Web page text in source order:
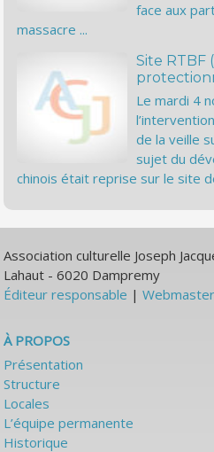
face aux
massacre ...
Site RTBF
Le mardi 4
de la veille
sujet du
chinois était reprise sur le site
Association culturelle Joseph
Lahaut - 6020 Dampremy
Éditeur responsable |Webmaster
À PROPOS
Présentation
Structure
Locales
L’équipe permanente
Historique